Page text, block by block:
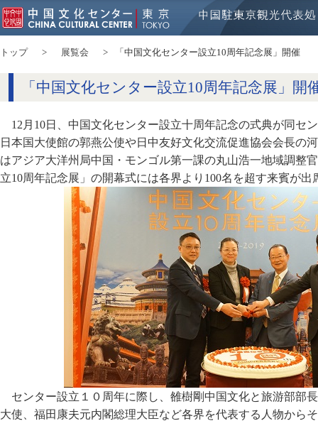
トップ 展覧会 「中国文化センター設立10周年記念展」開催
「中国文化センター設立10周年記念展」開
12月10日、中国文化センター設立十周年記念の式典が同セ
日本国大使館の郭燕公使や日中友好文化交流促進協会会長の
はアジア大洋州局中国・モンゴル第一課の丸山浩一地域調整
立10周年記念展」の開幕式には各界より100名を超す来賓が出
センター設立１０周年に際し、雒樹剛中国文化と旅游部部
大使、福田康夫元内閣総理大臣など各界を代表する人物から